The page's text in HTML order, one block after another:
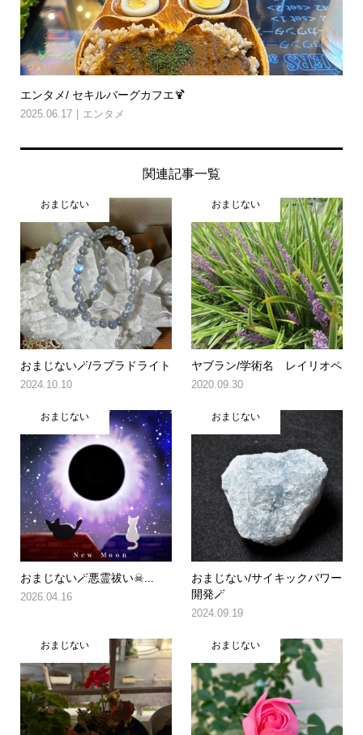
エンタメ/ セキルバーグカフエ🍹
2025.06.17 エンタメ
関連記事一覧
おまじない
おまじない🪄/ラブラドライト
2024.10.10
おまじない
ヤブラン/学術名 レイリオペ
2020.09.30
おまじない
おまじない🪄悪霊祓い☠...
2026.04.16
おまじない
おまじない/サイキックパワー
開発🪄
2024.09.19
おまじない おまじない